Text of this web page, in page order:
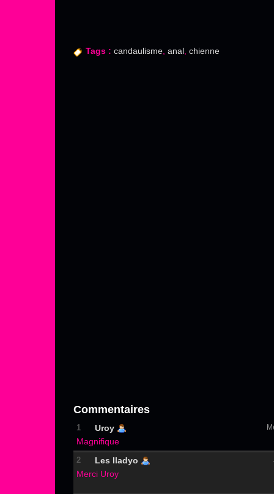
Tags : candaulisme, anal, chienne
Commentaires
1 Uroy
Magnifique
2 Les Iladyo
Merci Uroy